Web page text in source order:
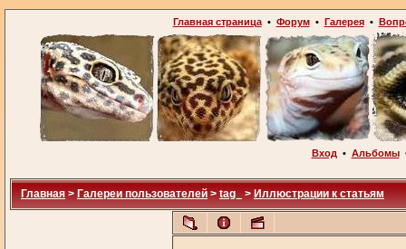
Главная страница• Форум• Галерея•
Вход • Альбомы
Главная > Галереи пользователей > tag_ > Иллюстрации к статьям